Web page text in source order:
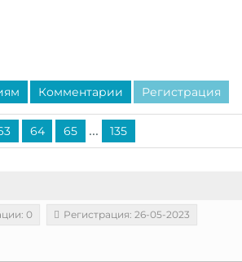
Комментарии Регистрация
64 65 ... 135
0 Регистрация: 26-05-2023